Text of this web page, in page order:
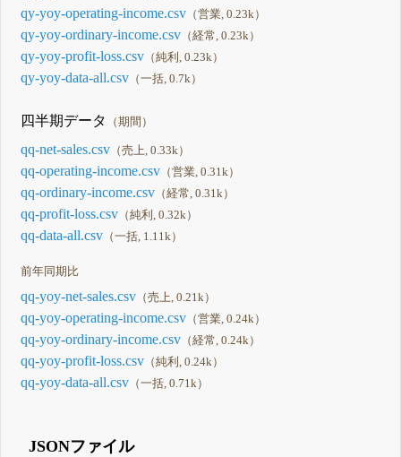
qy-yoy-operating-income.csv （営業, 0.23k）
qy-yoy-ordinary-income.csv （経常, 0.23k）
qy-yoy-profit-loss.csv （純利, 0.23k）
qy-yoy-data-all.csv （一括, 0.7k）
四半期データ （期間）
qq-net-sales.csv （売上, 0.33k）
qq-operating-income.csv （営業, 0.31k）
qq-ordinary-income.csv （経常, 0.31k）
qq-profit-loss.csv （純利, 0.32k）
qq-data-all.csv （一括, 1.11k）
前年同期比
qq-yoy-net-sales.csv （売上, 0.21k）
qq-yoy-operating-income.csv （営業, 0.24k）
qq-yoy-ordinary-income.csv （経常, 0.24k）
qq-yoy-profit-loss.csv （純利, 0.24k）
qq-yoy-data-all.csv （一括, 0.71k）
JSONファイル